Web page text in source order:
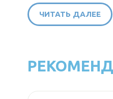
ЧИТАТЬ ДАЛЕЕ